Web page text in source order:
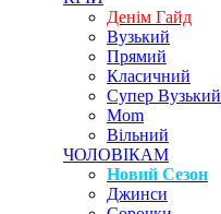
Денім Гайд
Вузький
Прямий
Класичний
Супер Вузький
Mom
Вільний
ЧОЛОВІКАМ
Новий Сезон
Джинси